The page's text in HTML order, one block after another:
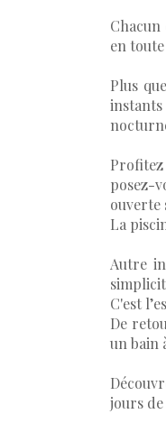
en
Plus
instants
Profitez
posez-
ouverte
La
Autre
C'est
De
un bain
jours